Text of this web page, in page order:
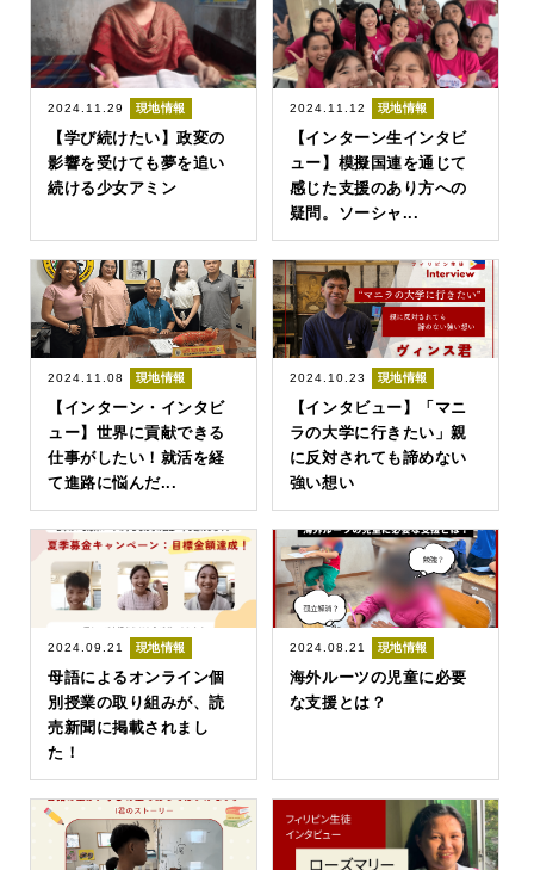
2024.11.29 現地情報
【学び続けたい】政変の
影響を受けても夢を追い
続ける少女アミン
2024.11.12 現地情報
【インターン生インタビ
ュー】模擬国連を通じて
感じた支援のあり方への
疑問。ソーシャ...
2024.11.08 現地情報
【インターン・インタビ
ュー】世界に貢献できる
仕事がしたい！就活を経
て進路に悩んだ...
2024.10.23 現地情報
【インタビュー】「マニ
ラの大学に行きたい」親
に反対されても諦めない
強い想い
2024.09.21 現地情報
母語によるオンライン個
別授業の取り組みが、読
売新聞に掲載されまし
た！
2024.08.21 現地情報
海外ルーツの児童に必要
な支援とは？